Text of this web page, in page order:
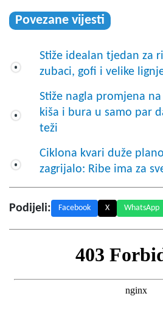
Povezane vijesti
Stiže idealan tjedan za
zubaci, gofi i velike
Stiže nagla promjena
kiša i bura u samo par
teži
Ciklona kvari duže
zagrijalo: Ribe ima za
Podijeli: Facebook X WhatsApp